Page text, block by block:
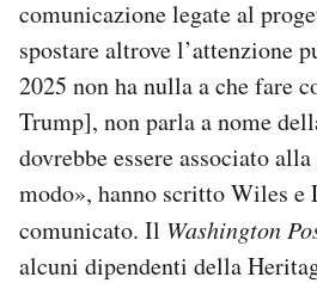
comunicazione legate al
spostare altrove l’attenzione
2025 non ha nulla a che fare
Trump], non parla a nome
dovrebbe essere associato
modo», hanno scritto Wiles
comunicato. Il Washington
alcuni dipendenti della